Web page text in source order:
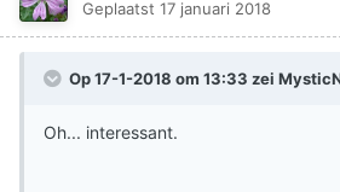
Geplaatst 17 januari 2018
Op 17-1-2018 om 13:33 zei
Oh... interessant.